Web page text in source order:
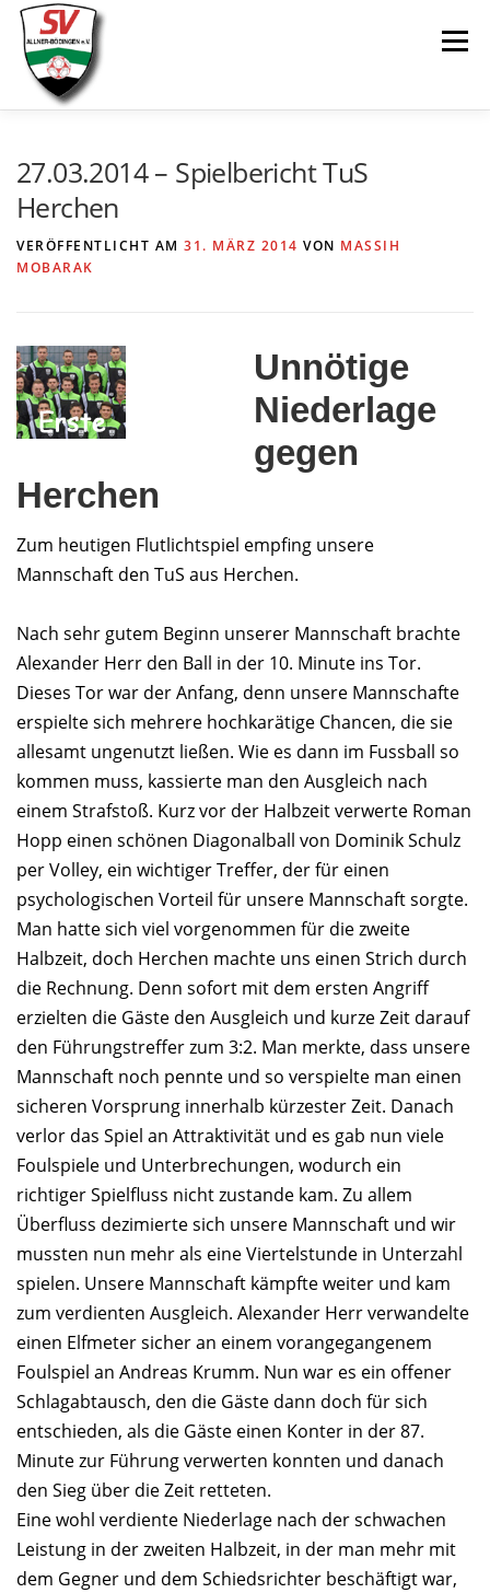
Zum
Inhalt
springen
Menü
27.03.2014 – Spielbericht TuS
Herchen
VERÖFFENTLICHT AM 31. MÄRZ 2014 VON MASSIH
MOBARAK
Unnötige
Niederlage
gegen
Herchen
Zum heutigen Flutlichtspiel empfing unsere
Mannschaft den TuS aus Herchen.
Nach sehr gutem Beginn unserer Mannschaft brachte
Alexander Herr den Ball in der 10. Minute ins Tor.
Dieses Tor war der Anfang, denn unsere Mannschafte
erspielte sich mehrere hochkarätige Chancen, die sie
allesamt ungenutzt ließen. Wie es dann im Fussball so
kommen muss, kassierte man den Ausgleich nach
einem Strafstoß. Kurz vor der Halbzeit verwerte Roman
Hopp einen schönen Diagonalball von Dominik Schulz
per Volley, ein wichtiger Treffer, der für einen
psychologischen Vorteil für unsere Mannschaft sorgte.
Man hatte sich viel vorgenommen für die zweite
Halbzeit, doch Herchen machte uns einen Strich durch
die Rechnung. Denn sofort mit dem ersten Angriff
erzielten die Gäste den Ausgleich und kurze Zeit darauf
den Führungstreffer zum 3:2. Man merkte, dass unsere
Mannschaft noch pennte und so verspielte man einen
sicheren Vorsprung innerhalb kürzester Zeit. Danach
verlor das Spiel an Attraktivität und es gab nun viele
Foulspiele und Unterbrechungen, wodurch ein
richtiger Spielfluss nicht zustande kam. Zu allem
Überfluss dezimierte sich unsere Mannschaft und wir
mussten nun mehr als eine Viertelstunde in Unterzahl
spielen. Unsere Mannschaft kämpfte weiter und kam
zum verdienten Ausgleich. Alexander Herr verwandelte
einen Elfmeter sicher an einem vorangegangenem
Foulspiel an Andreas Krumm. Nun war es ein offener
Schlagabtausch, den die Gäste dann doch für sich
entschieden, als die Gäste einen Konter in der 87.
Minute zur Führung verwerten konnten und danach
den Sieg über die Zeit retteten.
Eine wohl verdiente Niederlage nach der schwachen
Leistung in der zweiten Halbzeit, in der man mehr mit
dem Gegner und dem Schiedsrichter beschäftigt war,